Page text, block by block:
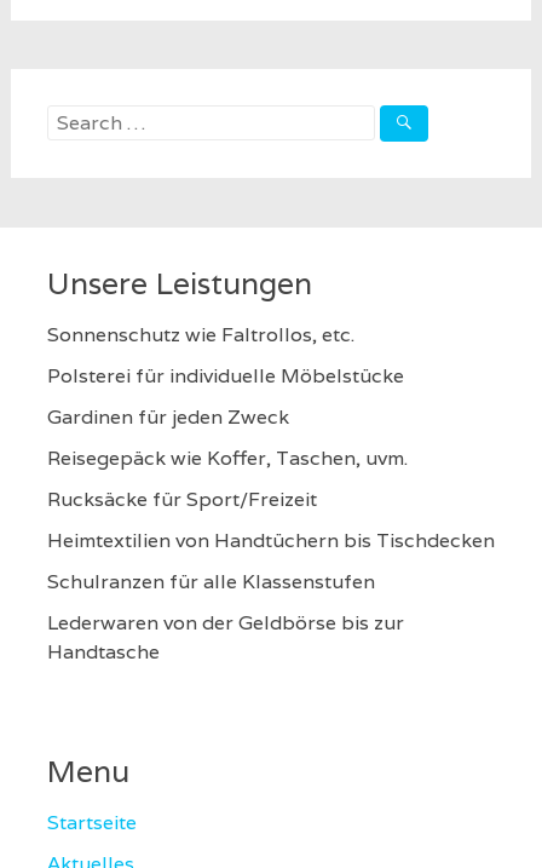
Search
Unsere Leistungen
Sonnenschutz wie Faltrollos, etc.
Polsterei für individuelle Möbelstücke
Gardinen für jeden Zweck
Reisegepäck wie Koffer, Taschen, uvm.
Rucksäcke für Sport/Freizeit
Heimtextilien von Handtüchern bis Tischdecken
Schulranzen für alle Klassenstufen
Lederwaren von der Geldbörse bis zur
Handtasche
Menu
Startseite